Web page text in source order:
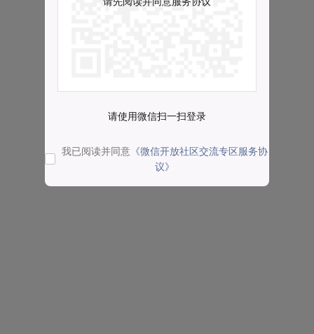
请使用微信扫一扫登录
我已阅读并同意 《微信开放社区交流专区服务协
议》